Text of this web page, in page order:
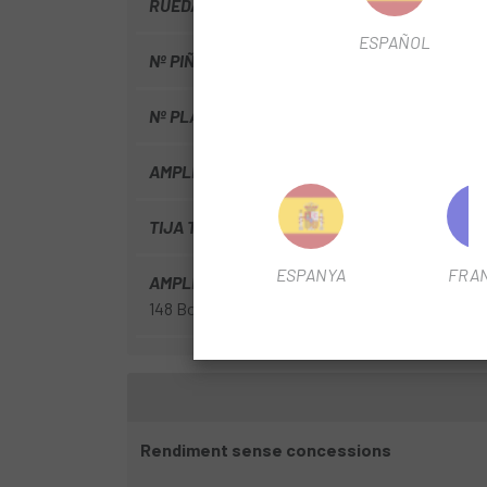
RUEDA
Nº PIÑONES
Nº PLATS
AMPLE BARRA
TIJA TELESCÒPICA Si
AMPLE BUJE
110 Boost
148 Boost
Rendiment sense concessions
ESPAÑOL
ESPANYA